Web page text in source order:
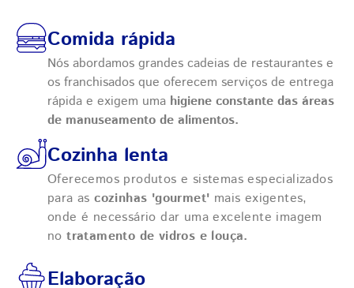
Comida rápida
Nós abordamos grandes cadeias de restaurantes e
os franchisados que oferecem serviços de entrega
rápida e exigem uma higiene constante das áreas
de manuseamento de alimentos.
Cozinha lenta
Oferecemos produtos e sistemas especializados
para ascozinhas 'gourmet' mais exigentes,
onde é necessário dar uma excelente imagem
notratamento de vidros e louça.
Elaboração